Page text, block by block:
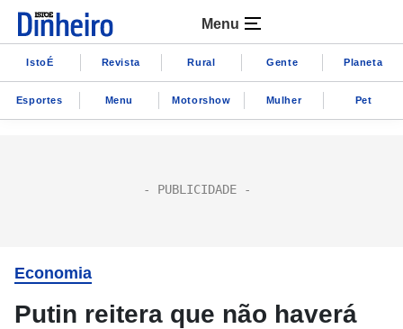
Menu
IstoÉ Revista Rural Gente Planeta
Esportes Menu Motorshow Mulher Pet
Economia
Putin reitera que não haverá